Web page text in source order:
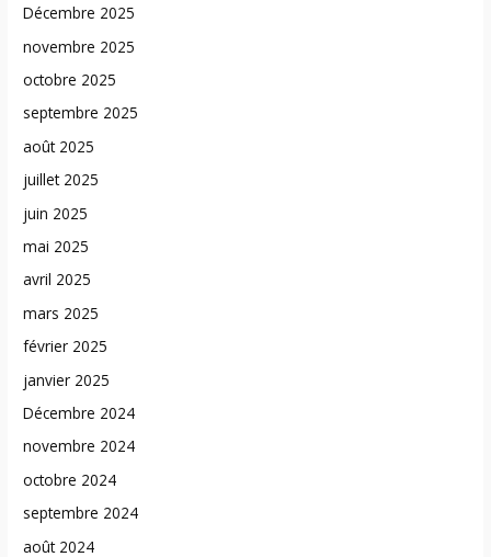
Décembre 2025
novembre 2025
octobre 2025
septembre 2025
août 2025
juillet 2025
juin 2025
mai 2025
avril 2025
mars 2025
février 2025
janvier 2025
Décembre 2024
novembre 2024
octobre 2024
septembre 2024
août 2024